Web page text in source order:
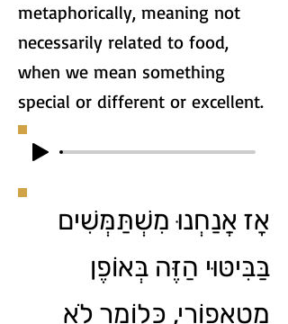
metaphorically, meaning not
necessarily related to food,
when we mean something
special or different or excellent.
אָז אֲנַחְנוּ מִשְׁתַּמְּשִׁים
בַּבִּיטּוּי הַזֶּה בְּאוֹפֶן
מֵטָאפוֹרִי, כְּלוֹמַר לֹא